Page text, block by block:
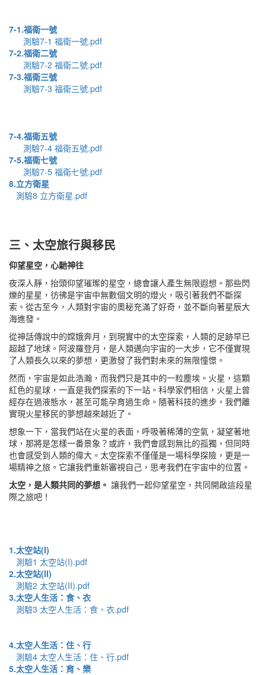
7-1.福衛一號
測驗7-1 福衛一號.pdf
7-2.福衛二號
測驗7-2 福衛二號.pdf
7-3.福衛三號
測驗7-3 福衛三號.pdf
7-4.福衛五號
測驗7-4 福衛五號.pdf
7-5.福衛七號
測驗7-5 福衛七號.pdf
8.立方衛星
測驗8 立方衛星.pdf
三、太空旅行與移民
仰望星空，心馳神往
夜深人靜，抬頭仰望璀璨的星空，總會讓人產生無限遐想。那些閃
爍的星星，彷彿是宇宙中無數個文明的燈火，吸引著我們不斷探
索。從古至今，人類對宇宙的奧秘充滿了好奇，並不斷向著星辰大
海進發。
從神話傳說中的嫦娥奔月，到現實中的太空探索，人類的足跡早已
超越了地球。阿波羅登月，是人類邁向宇宙的一大步，它不僅實現
了人類長久以來的夢想，更激發了我們對未來的無限憧憬。
然而，宇宙是如此浩瀚，而我們只是其中的一粒塵埃。火星，這顆
紅色的星球，一直是我們探索的下一站。科學家們相信，火星上曾
經存在過液態水，甚至可能孕育過生命。隨著科技的進步，我們離
實現火星移民的夢想越來越近了。
想象一下，當我們站在火星的表面，呼吸著稀薄的空氣，凝望著地
球，那將是怎樣一番景象？或許，我們會感到無比的孤獨，但同時
也會感受到人類的偉大。太空探索不僅僅是一場科學探險，更是一
場精神之旅。它讓我們重新審視自己，思考我們在宇宙中的位置。
太空，是人類共同的夢想。 讓我們一起仰望星空，共同開啟這段星
際之旅吧！
1.太空站(I)
測驗1 太空站(I).pdf
2.太空站(II)
測驗2 太空站(II).pdf
3.太空人生活：食、衣
測驗3 太空人生活：食、衣.pdf
4.太空人生活：住、行
測驗4 太空人生活：住、行.pdf
5.太空人生活：育、樂